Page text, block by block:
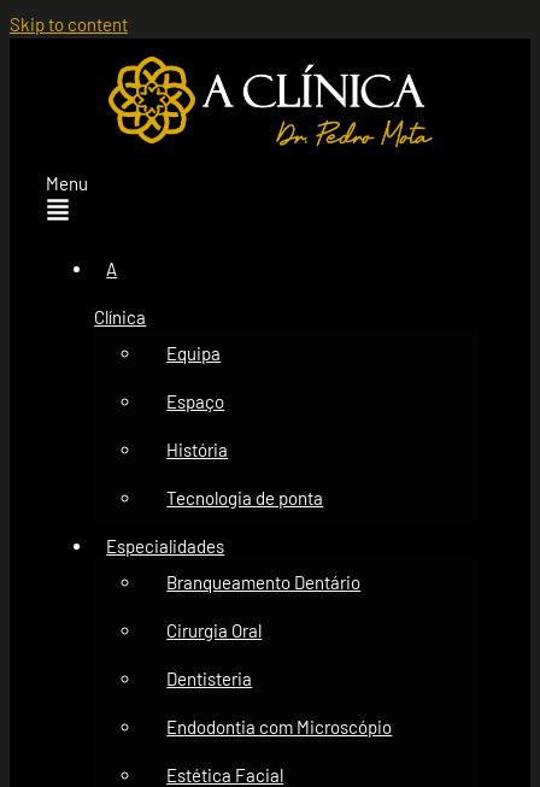
Skip to content
Menu
A
Clínica
Equipa
Espaço
História
Tecnologia de ponta
Especialidades
Branqueamento Dentário
Cirurgia Oral
Dentisteria
Endodontia com Microscópio
Estética Facial